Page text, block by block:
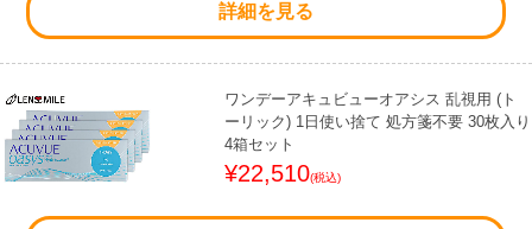
詳細を見る
ワンデーアキュビューオアシス 乱視用 (ト
ーリック) 1日使い捨て 処方箋不要 30枚入り
4箱セット
¥22,510(税込)